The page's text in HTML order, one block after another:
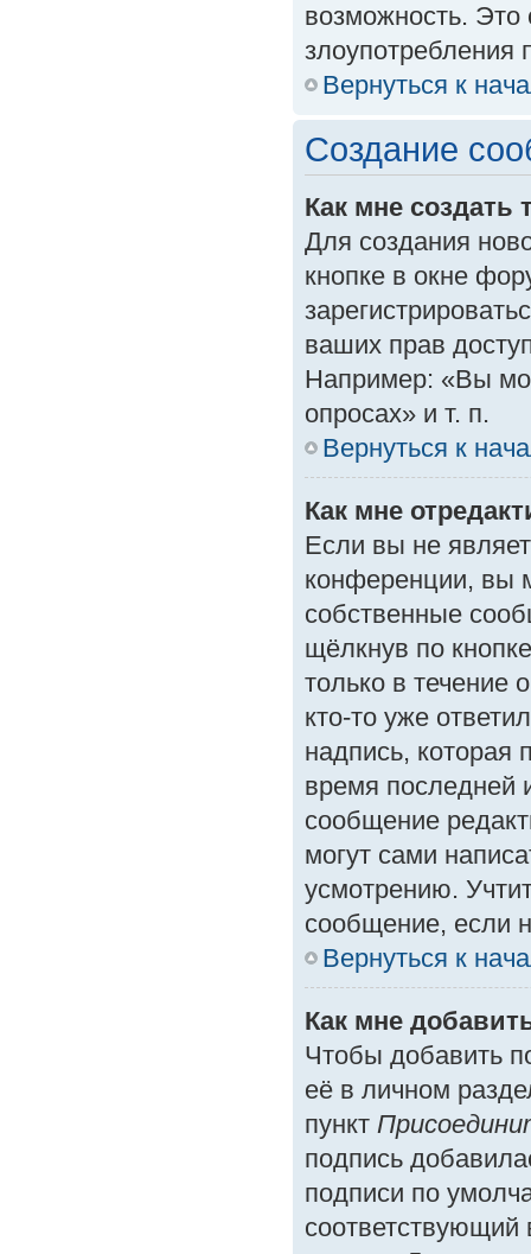
возможность. Это
злоупотребления
Вернуться к
Создание
Как мне создать
Для создания
кнопке в окне
ваших прав
Например: «Вы
опросах» и т. п.
Вернуться к
Как мне
Если вы не
конференции, вы
собственные
щёлкнув по
только в течение
кто-то уже
надпись, которая
время последней
сообщение
могут сами
усмотрению.
сообщение, если
Вернуться к
Как мне
Чтобы добавить
её в личном
пункт
подпись
подписи по